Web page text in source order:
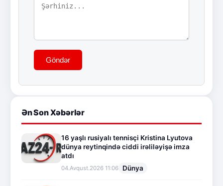
Göndər
Ən Son Xəbərlər
16 yaşlı rusiyalı tennisçi Kristina Lyutova
dünya reytinqində ciddi irəliləyişə imza
atdı
04.Avqust.2026 11:06 Dünya